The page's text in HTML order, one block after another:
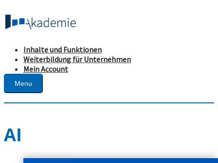
Inhalte und Funktionen
Weiterbildung für Unternehmen
Mein Account
Menu
AI